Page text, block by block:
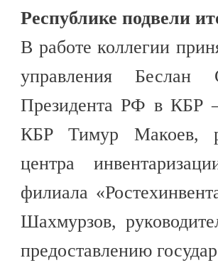
Республике подвели
В работе коллегии
управления Беслан
Президента РФ в КБР
КБР Тимур Макоев,
центра
филиала
Шахмурзов,
предоставлению